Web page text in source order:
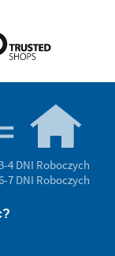
4 DNI Roboczych
7 DNI Roboczych